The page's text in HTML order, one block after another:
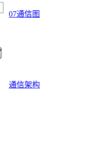
07通信图
通信架构